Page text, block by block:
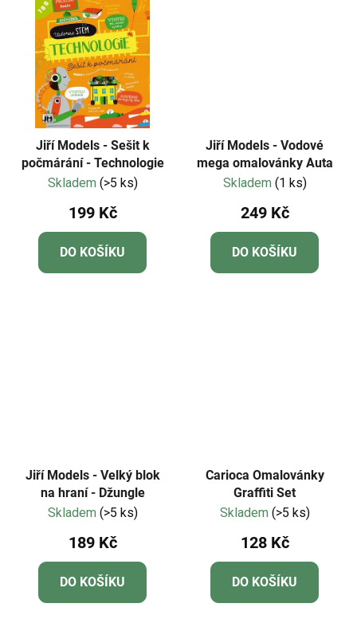
Jiří Models - Sešit k
počmárání - Technologie
Skladem (>5 ks)
199 Kč
DO KOŠÍKU
Jiří Models - Vodové
mega omalovánky Auta
Skladem (1 ks)
249 Kč
DO KOŠÍKU
Jiří Models - Velký blok
na hraní - Džungle
Skladem (>5 ks)
189 Kč
DO KOŠÍKU
Carioca Omalovánky
Graffiti Set
Skladem (>5 ks)
128 Kč
DO KOŠÍKU